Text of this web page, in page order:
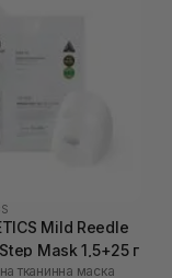
Mild Reedle
Mask 1,5+25 г
тканинна маска